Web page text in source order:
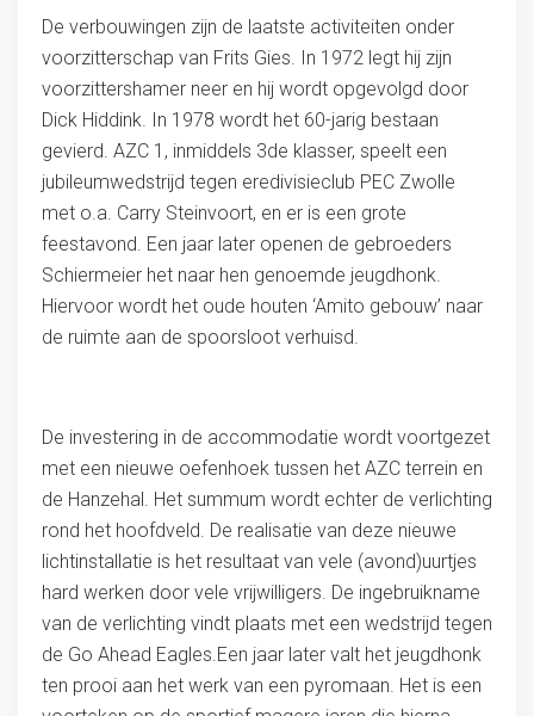
De verbouwingen zijn de laatste activiteiten onder
voorzitterschap van Frits Gies. In 1972 legt hij zijn
voorzittershamer neer en hij wordt opgevolgd door
Dick Hiddink. In 1978 wordt het 60-jarig bestaan
gevierd. AZC 1, inmiddels 3de klasser, speelt een
jubileumwedstrijd tegen eredivisieclub PEC Zwolle
met o.a. Carry Steinvoort, en er is een grote
feestavond. Een jaar later openen de gebroeders
Schiermeier het naar hen genoemde jeugdhonk.
Hiervoor wordt het oude houten ‘Amito gebouw’ naar
de ruimte aan de spoorsloot verhuisd.
De investering in de accommodatie wordt voortgezet
met een nieuwe oefenhoek tussen het AZC terrein en
de Hanzehal. Het summum wordt echter de verlichting
rond het hoofdveld. De realisatie van deze nieuwe
lichtinstallatie is het resultaat van vele (avond)uurtjes
hard werken door vele vrijwilligers. De ingebruikname
van de verlichting vindt plaats met een wedstrijd tegen
de Go Ahead Eagles.Een jaar later valt het jeugdhonk
ten prooi aan het werk van een pyromaan. Het is een